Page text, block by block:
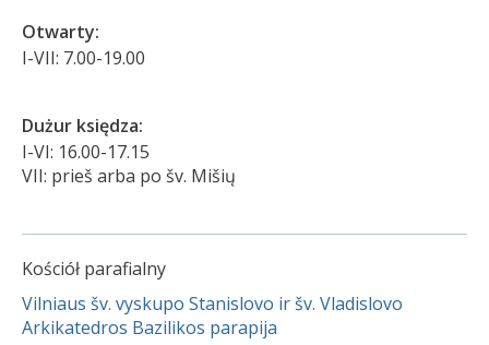
Otwarty:
I-VII: 7.00-19.00
Dużur księdza:
I-VI: 16.00-17.15
VII: prieš arba po šv. Mišių
Kościół parafialny
Vilniaus šv. vyskupo Stanislovo ir šv. Vladislovo
Arkikatedros Bazilikos parapija